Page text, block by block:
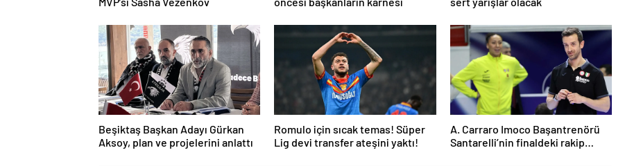
Beşiktaş Başkan Adayı Gürkan
Aksoy, plan ve projelerini anlattı
Romulo için sıcak temas! Süper
Lig devi transfer ateşini yaktı!
A. Carraro Imoco Başantrenörü
Santarelli’nin finaldeki rakip